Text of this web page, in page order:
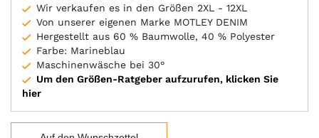
Wir verkaufen es in den Größen 2XL - 12XL
Von unserer eigenen Marke MOTLEY DENIM
Hergestellt aus 60 % Baumwolle, 40 % Polyester
Farbe: Marineblau
Maschinenwäsche bei 30°
Um den Größen-Ratgeber aufzurufen, klicken Sie
hier